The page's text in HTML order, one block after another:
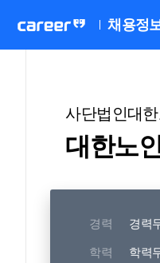
채용정
사단법인대
대한노
경력 경력
학력 학력